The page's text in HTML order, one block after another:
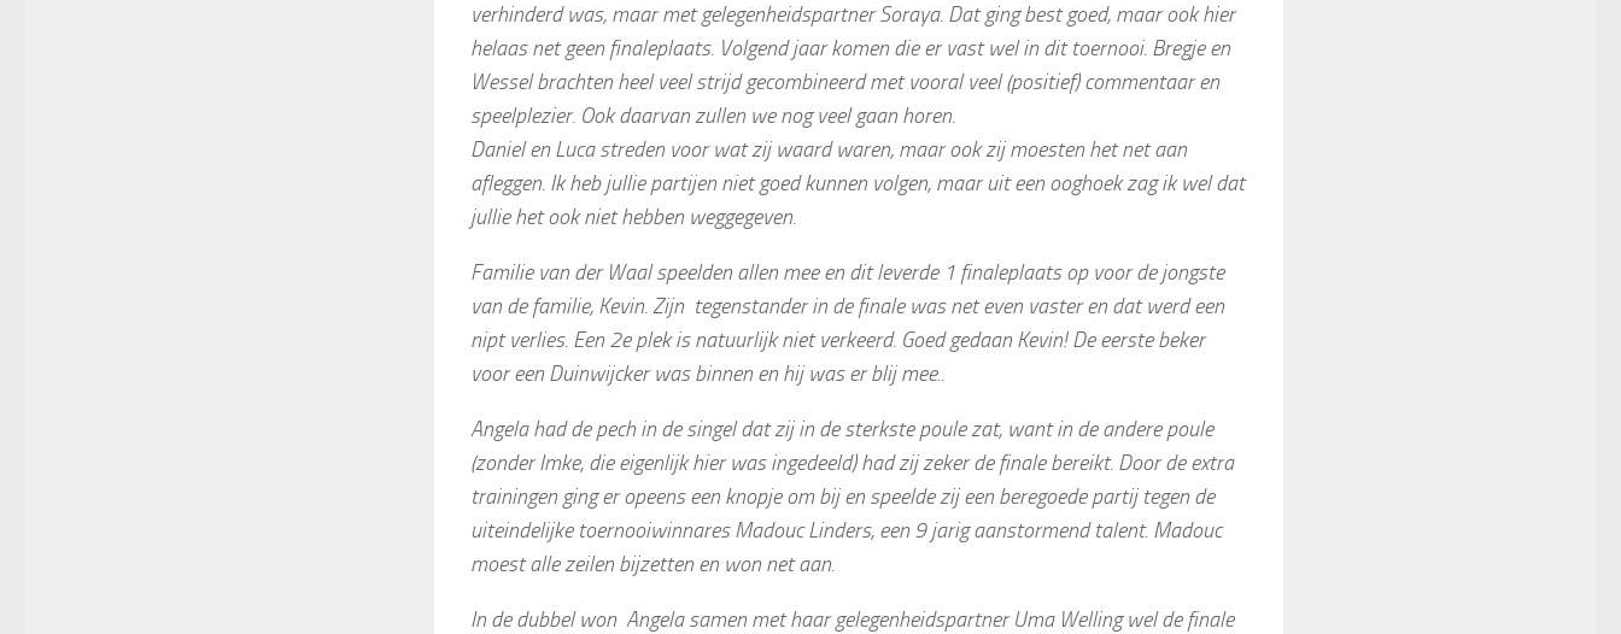
verhinderd was, maar met gelegenheidspartner Soraya. Dat ging best goed, maar ook hier
helaas net geen finaleplaats. Volgend jaar komen die er vast wel in dit toernooi. Bregje en
Wessel brachten heel veel strijd gecombineerd met vooral veel (positief) commentaar en
speelplezier. Ook daarvan zullen we nog veel gaan horen.
Daniel en Luca streden voor wat zij waard waren, maar ook zij moesten het net aan
afleggen. Ik heb jullie partijen niet goed kunnen volgen, maar uit een ooghoek zag ik wel dat
jullie het ook niet hebben weggegeven.
Familie van der Waal speelden allen mee en dit leverde 1 finaleplaats op voor de jongste
van de familie, Kevin. Zijn tegenstander in de finale was net even vaster en dat werd een
nipt verlies. Een 2e plek is natuurlijk niet verkeerd. Goed gedaan Kevin! De eerste beker
voor een Duinwijcker was binnen en hij was er blij mee..
Angela had de pech in de singel dat zij in de sterkste poule zat, want in de andere poule
(zonder Imke, die eigenlijk hier was ingedeeld) had zij zeker de finale bereikt. Door de extra
trainingen ging er opeens een knopje om bij en speelde zij een beregoede partij tegen de
uiteindelijke toernooiwinnares Madouc Linders, een 9 jarig aanstormend talent. Madouc
moest alle zeilen bijzetten en won net aan.
In de dubbel won Angela samen met haar gelegenheidspartner Uma Welling wel de finale